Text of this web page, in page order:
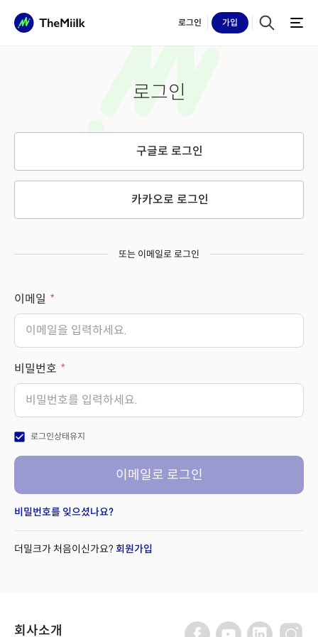
로그인 가입
로그인
구글로 로그인
카카오로 로그인
또는 이메일로 로그인
이메일
비밀번호
check_box 로그인상태유지
이메일로 로그인
비밀번호를 잊으셨나요?
더밀크가 처음이신가요? 회원가입
회사소개